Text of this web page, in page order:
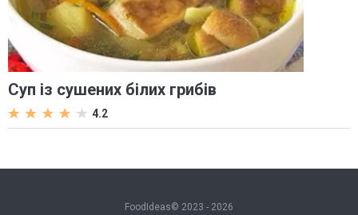
Суп із сушених білих грибів
4.2
FoodIdeas© 2023 - 2026